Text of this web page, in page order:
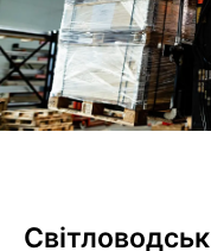
Світловодськ